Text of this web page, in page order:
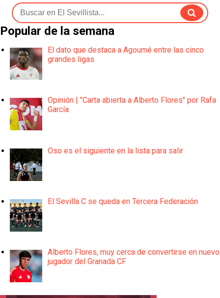
Popular de la semana
El dato que destaca a Agoumé entre las cinco
grandes ligas
Opinión | "Carta abierta a Alberto Flores" por Rafa
García
Oso es el siguiente en la lista para salir
El Sevilla C se queda en Tercera Federación
Alberto Flores, muy cerca de convertirse en nuevo
jugador del Granada CF